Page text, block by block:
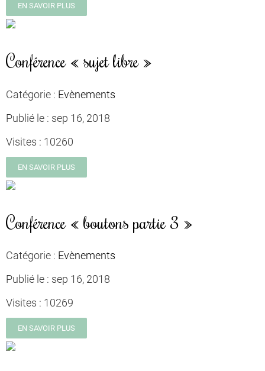
EN SAVOIR PLUS
Conférence « sujet libre »
Catégorie : Evènements
Publié le : sep 16, 2018
Visites : 10260
EN SAVOIR PLUS
Conférence « boutons partie 3 »
Catégorie : Evènements
Publié le : sep 16, 2018
Visites : 10269
EN SAVOIR PLUS